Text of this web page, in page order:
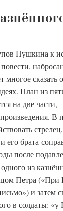
Пушкина к
многое
План из
на две
В
его брата-
после
из
Петра («При
и затем
в солдаты: